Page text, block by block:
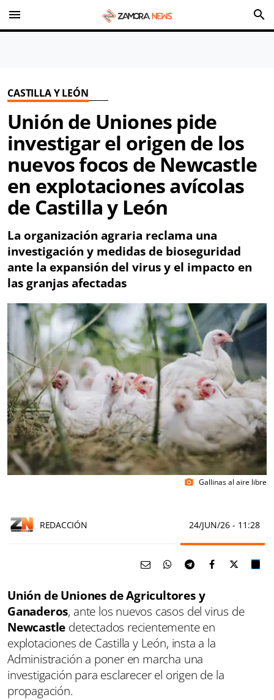
menu search
CASTILLA Y LEÓN
Unión de Uniones pide
investigar el origen de los
nuevos focos de Newcastle
en explotaciones avícolas
de Castilla y León
La organización agraria reclama una
investigación y medidas de bioseguridad
ante la expansión del virus y el impacto en
las granjas afectadas
photo_camera Gallinas al aire libre
REDACCIÓN 24/JUN/26 - 11:28
Unión de Uniones de Agricultores y
Ganaderos, ante los nuevos casos del virus de
Newcastle detectados recientemente en
explotaciones de Castilla y León, insta a la
Administración a poner en marcha una
investigación para esclarecer el origen de la
propagación.